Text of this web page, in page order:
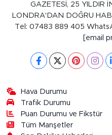
GAZETESİ, 25 YILDIR
LONDRA'DAN DOĞRU
Tel: 07483 889 405
[email
Hava Durumu
Trafik Durumu
Puan Durumu ve Fikstür
Tüm Manşetler